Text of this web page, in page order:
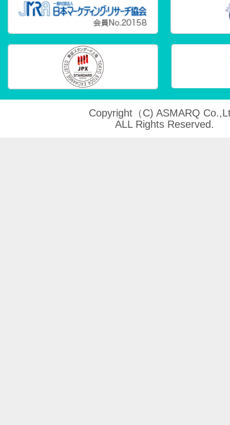
Copyright（C) ASMARQ
ALL Rights Reserved.